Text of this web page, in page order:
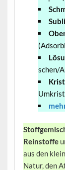
schen/
Reinstoffe
aus den
Natur, den